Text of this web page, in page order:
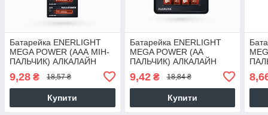
Батарейка ENERLIGHT
MEGA POWER (AAА МІН-
ПАЛЬЧИК) АЛКАЛАЙН
(БЛІСТЕР) 6 шт./бл 60 шт./
уп 4823093501997 65324
9,28 ₴ 18,57 ₴
Купити
Батарейка ENERLIGHT
MEGA POWER (AA
ПАЛЬЧИК) АЛКАЛАЙН
(БЛІСТЕР) 4 шт./бл 48 шт./
уп 4823093501867 65324
9,42₴ 18,84 ₴
Купити